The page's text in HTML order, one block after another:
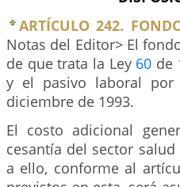
ARTÍCULO 242.
Notas del Editor> El
de que trata la Ley 60 de
y el pasivo laboral por
diciembre de 1993.
El costo adicional
cesantía del sector
a ello, conforme al